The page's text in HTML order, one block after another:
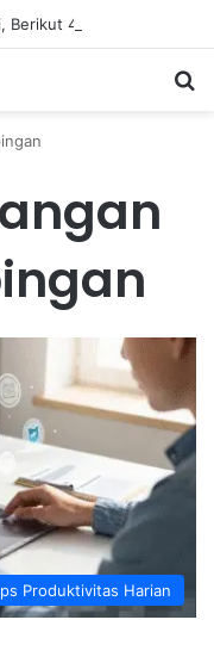
Produktivitas Harian